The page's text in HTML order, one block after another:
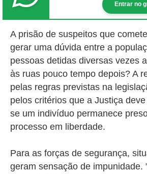
Entrar no
A prisão de suspeitos que
gerar uma dúvida entre a
pessoas detidas diversas vezes
às ruas pouco tempo depois? A
pelas regras previstas na
pelos critérios que a Justiça
se um indivíduo permanece
processo em liberdade.
Para as forças de segurança,
geram sensação de impunidade.